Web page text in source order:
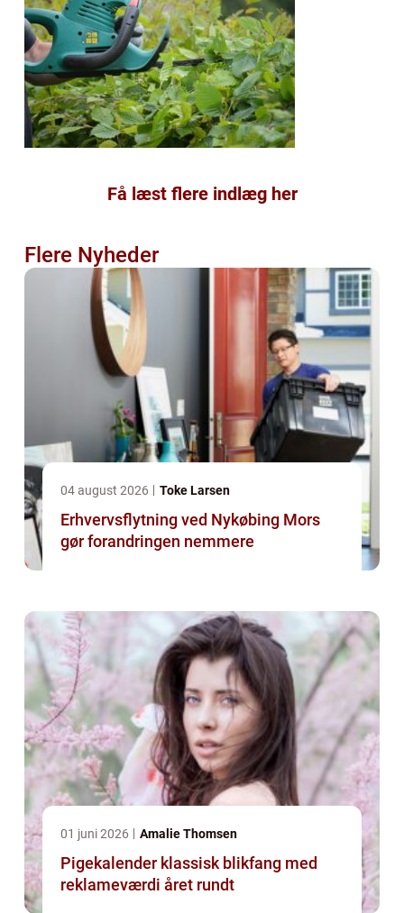
Få læst flere indlæg her
Flere Nyheder
04 august 2026 Toke Larsen
Erhvervsflytning ved Nykøbing Mors
gør forandringen nemmere
01 juni 2026 Amalie Thomsen
Pigekalender klassisk blikfang med
reklameværdi året rundt